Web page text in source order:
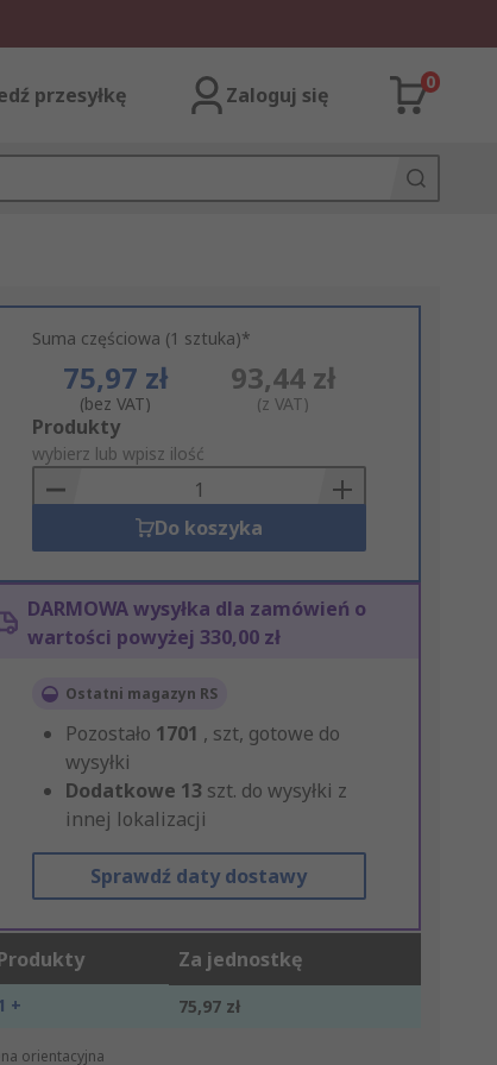
przesyłkę Zaloguj się
0
Suma częściowa (1 sztuka)*
75,97 zł
(bez VAT)
93,44 zł
(z VAT)
Add
to
Basket
Produkty
wybierz lub wpisz ilość
Do koszyka
DARMOWA wysyłka dla zamówień o
wartości powyżej 330,00 zł
Ostatni magazyn RS
Pozostało 1701 , szt, gotowe do
wysyłki
Dodatkowe 13 szt. do wysyłki z
innej lokalizacji
Sprawdź daty dostawy
Za jednostkę
+ 75,97 zł
orientacyjna